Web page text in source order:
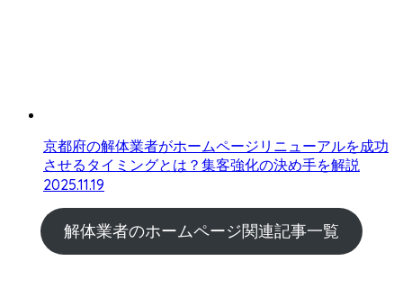
京都府の解体業者がホームページリニューアルを成功
させるタイミングとは？集客強化の決め手を解説
2025.11.19
解体業者のホームページ関連記事一覧